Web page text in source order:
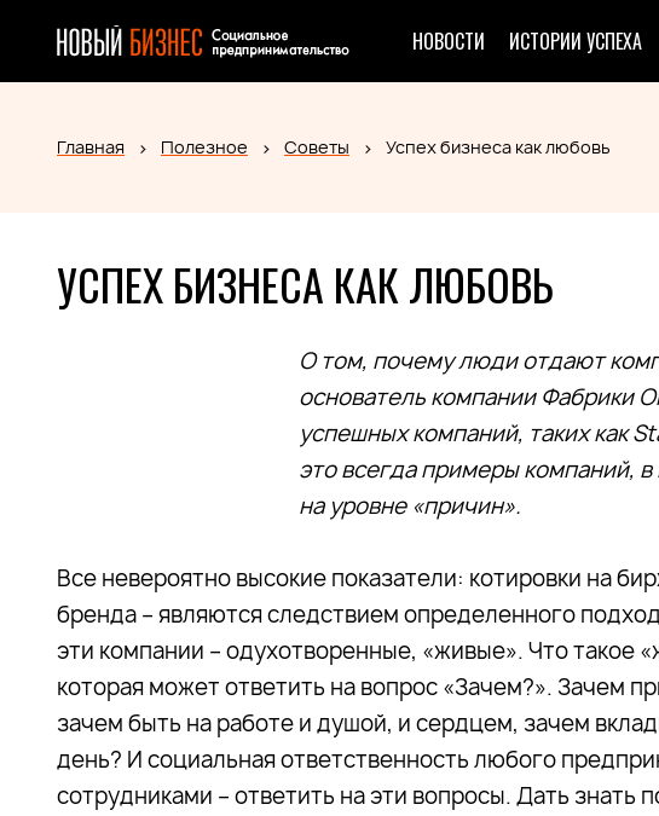
НОВОСТИ ИСТОРИИ УСПЕХА
Главная Полезное Советы Успех бизнеса как любовь
УСПЕХ БИЗНЕСА КАК ЛЮБОВЬ
О том, почему люди отдают
основатель компании Фабрики
успешных компаний, таких как
это всегда примеры компаний,
на уровне «причин».
Все невероятно высокие показатели: котировки на
бренда – являются следствием определенного
эти компании – одухотворенные, «живые». Что такое
которая может ответить на вопрос «Зачем?». Зачем
зачем быть на работе и душой, и сердцем, зачем
день? И социальная ответственность любого
сотрудниками – ответить на эти вопросы. Дать знать